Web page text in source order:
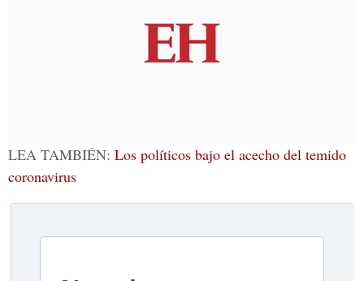
LEA TAMBIÉN: Los políticos bajo el acecho del temido
coronavirus